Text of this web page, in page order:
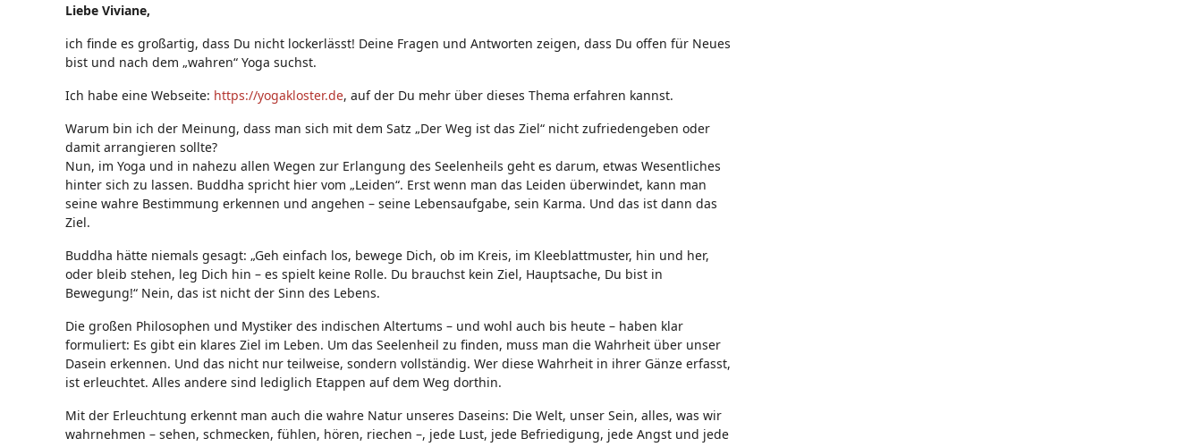
Liebe Viviane,
ich finde es großartig, dass Du nicht lockerlässt! Deine Fragen und Antworten zeigen, dass Du offen für Neues
bist und nach dem „wahren“ Yoga suchst.
Ich habe eine Webseite: https://yogakloster.de, auf der Du mehr über dieses Thema erfahren kannst.
Warum bin ich der Meinung, dass man sich mit dem Satz „Der Weg ist das Ziel“ nicht zufriedengeben oder
damit arrangieren sollte?
Nun, im Yoga und in nahezu allen Wegen zur Erlangung des Seelenheils geht es darum, etwas Wesentliches
hinter sich zu lassen. Buddha spricht hier vom „Leiden“. Erst wenn man das Leiden überwindet, kann man
seine wahre Bestimmung erkennen und angehen – seine Lebensaufgabe, sein Karma. Und das ist dann das
Ziel.
Buddha hätte niemals gesagt: „Geh einfach los, bewege Dich, ob im Kreis, im Kleeblattmuster, hin und her,
oder bleib stehen, leg Dich hin – es spielt keine Rolle. Du brauchst kein Ziel, Hauptsache, Du bist in
Bewegung!“ Nein, das ist nicht der Sinn des Lebens.
Die großen Philosophen und Mystiker des indischen Altertums – und wohl auch bis heute – haben klar
formuliert: Es gibt ein klares Ziel im Leben. Um das Seelenheil zu finden, muss man die Wahrheit über unser
Dasein erkennen. Und das nicht nur teilweise, sondern vollständig. Wer diese Wahrheit in ihrer Gänze erfasst,
ist erleuchtet. Alles andere sind lediglich Etappen auf dem Weg dorthin.
Mit der Erleuchtung erkennt man auch die wahre Natur unseres Daseins: Die Welt, unser Sein, alles, was wir
wahrnehmen – sehen, schmecken, fühlen, hören, riechen –, jede Lust, jede Befriedigung, jede Angst und jede